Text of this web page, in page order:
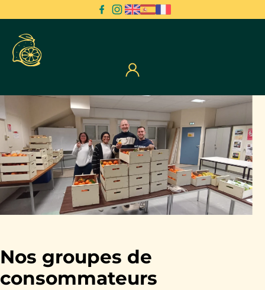
Suivez nous sur Facebook
Suivez nous sur Instagram
Nos groupes de
consommateurs